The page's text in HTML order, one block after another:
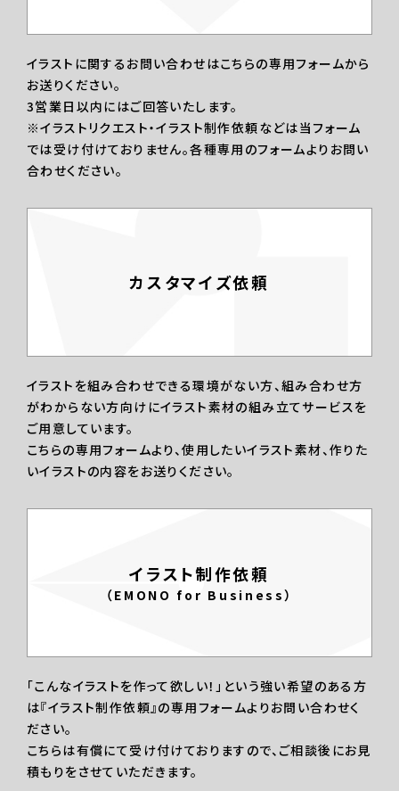
イラストに関するお問い合わせはこちらの専用フォームから
お送りください。
3営業日以内にはご回答いたします。
※イラストリクエスト・イラスト制作依頼などは当フォーム
では受け付けておりません。各種専用のフォームよりお問い
合わせください。
カスタマイズ依頼
イラストを組み合わせできる環境がない方、組み合わせ方
がわからない方向けにイラスト素材の組み立てサービスを
ご用意しています。
こちらの専用フォームより、使用したいイラスト素材、作りた
いイラストの内容をお送りください。
イラスト制作依頼
（EMONO for Business）
「こんなイラストを作って欲しい！」という強い希望のある方
は『イラスト制作依頼』の専用フォームよりお問い合わせく
ださい。
こちらは有償にて受け付けておりますので、ご相談後にお見
積もりをさせていただきます。